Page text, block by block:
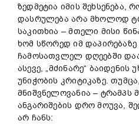
ზედმეტია იმის
დასრულება არა მხოლოდ
საკითხია – მთელი მისი
ხომ სწორედ იმ
ჩამოსათვლელ დღეებში
ასევე, „მძინარე“
უნიჭობის კრიტიკაზე.
მნიშვნელოვანია – ტრამპს
ანგარიშების დრო მოუვა,
არ ჩანს: